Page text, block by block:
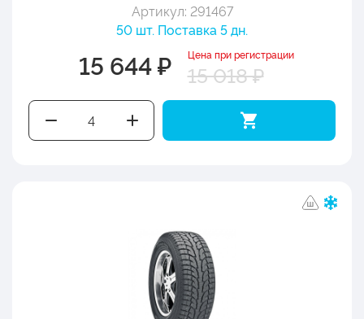
Артикул: 291467
50 шт. Поставка 5 дн.
15 644 ₽ Цена при регистрации
15 018 ₽